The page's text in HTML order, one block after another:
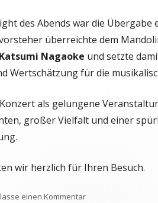
des Abends war die
überreichte dem
Nagaoke und setzte
Wertschätzung für die
als gelungene
großer Vielfalt und einer
wir herzlich für Ihren Besuch.
einen Kommentarzu Rückblick